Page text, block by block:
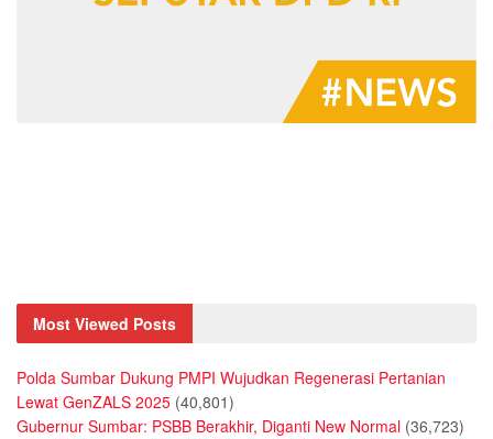
Most Viewed Posts
Polda Sumbar Dukung PMPI Wujudkan Regenerasi Pertanian
Lewat GenZALS 2025 (40,801)
Gubernur Sumbar: PSBB Berakhir, Diganti New Normal (36,723)